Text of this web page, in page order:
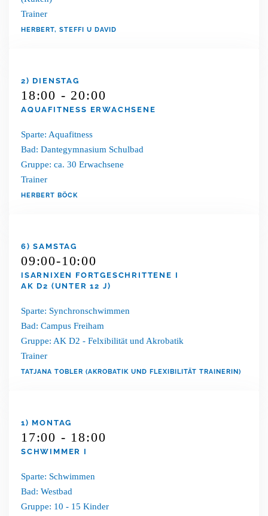
Trainer
HERBERT, STEFFI U DAVID
2) DIENSTAG
18:00 - 20:00
AQUAFITNESS ERWACHSENE
Sparte: Aquafitness
Bad: Dantegymnasium Schulbad
Gruppe: ca. 30 Erwachsene
Trainer
HERBERT BÖCK
6) SAMSTAG
09:00-10:00
ISARNIXEN FORTGESCHRITTENE I
AK D2 (UNTER 12 J)
Sparte: Synchronschwimmen
Bad: Campus Freiham
Gruppe: AK D2 - Felxibilität und Akrobatik
Trainer
TATJANA TOBLER (AKROBATIK UND FLEXIBILITÄT TRAINERIN)
1) MONTAG
17:00 - 18:00
SCHWIMMER I
Sparte: Schwimmen
Bad: Westbad
Gruppe: 10 - 15 Kinder